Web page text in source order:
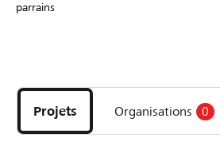
DE FR IT
parrains
les
projets
et
Projets Organisations 0